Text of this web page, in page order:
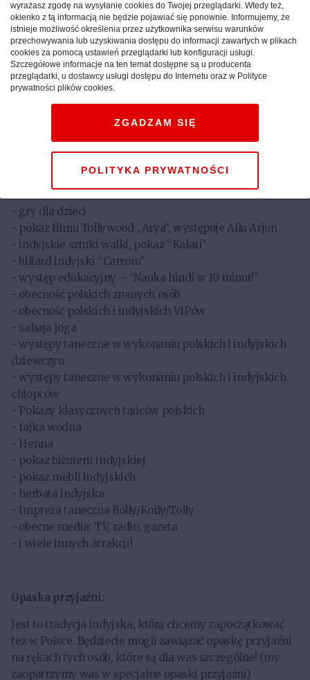
Dzień: 7.02.2010
Czas: 14:00 – 24:00
Wstęp: WOLNY
Program:
- koncert muzyki bollywood
- występy taneczne w wykonaniu polskich i indyjskich
- gry dla dzieci
- pokaz filmu Tollywood „Arya”, występuje Allu Arjun
- indyjskie sztuki walki, pokaz “Kalari”
- biliard indyjski “Carrom”
- występ edukacyjny – “Nauka hindi w 10 minut!”
- obecność polskich znanych osób
- obecność polskich i indyjskich VIPów
- sahaja joga
- występy taneczne w wykonaniu polskich i indyjskich
dziewczyn
- występy taneczne w wykonaniu polskich i indyjskich
chłopców
- Pokazy klasycznych tańców polskich
- fajka wodna
- Henna
- pokaz biżuterii indyjskiej
- pokaz mebli indyjskich
- herbata indyjska
- Impreza taneczna Bolly/Kolly/Tolly
- obecne media: TV, radio, gazeta
- i wiele innych atrakcji!
Opaska przyjaźni:
Jest to tradycja indyjska, którą chcemy zapoczątkować
też w Polsce. Będziecie mogli zawiązać opaskę przyjaźni
na rękach tych osób, które są dla was szczególne! (my
zaopatrzymy was w specjalne opaski przyjaźni)
wyrażasz zgodę na wysyłanie cookies do Twojej przeglądarki. Wtedy też,
okienko z tą informacją nie będzie pojawiać się ponownie. Informujemy, że
istnieje możliwość określenia przez użytkownika serwisu warunków
przechowywania lub uzyskiwania dostępu do informacji zawartych w plikach
cookies za pomocą ustawień przeglądarki lub konfiguracji usługi.
Szczegółowe informacje na ten temat dostępne są u producenta
przeglądarki, u dostawcy usługi dostępu do Internetu oraz w Polityce
prywatności plików cookies.
POLITYKA PRYWATNOŚCI
ZGADZAM SIĘ